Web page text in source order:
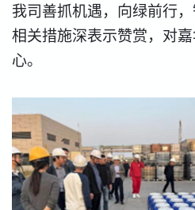
我司善抓机遇，向绿前行
相关措施深表示赞赏，对
心。